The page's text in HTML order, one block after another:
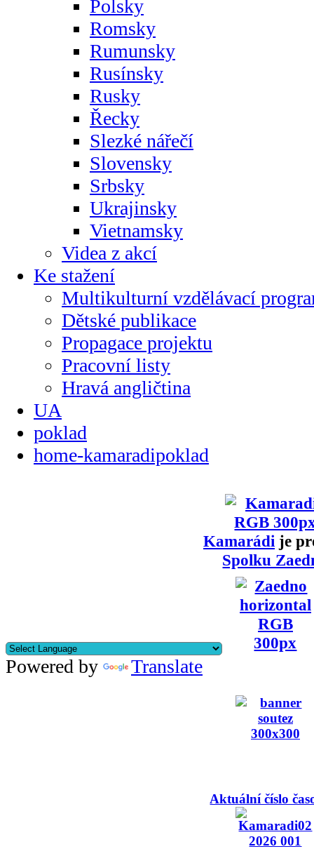
Polsky
Romsky
Rumunsky
Rusínsky
Rusky
Řecky
Slezké nářečí
Slovensky
Srbsky
Ukrajinsky
Vietnamsky
Videa z akcí
Ke stažení
Multikulturní vzdělávací
Dětské publikace
Propagace projektu
Pracovní listy
Hravá angličtina
UA
poklad
home-kamaradipoklad
Kamarádi je
Spolku
Powered by Translate
Aktuální číslo